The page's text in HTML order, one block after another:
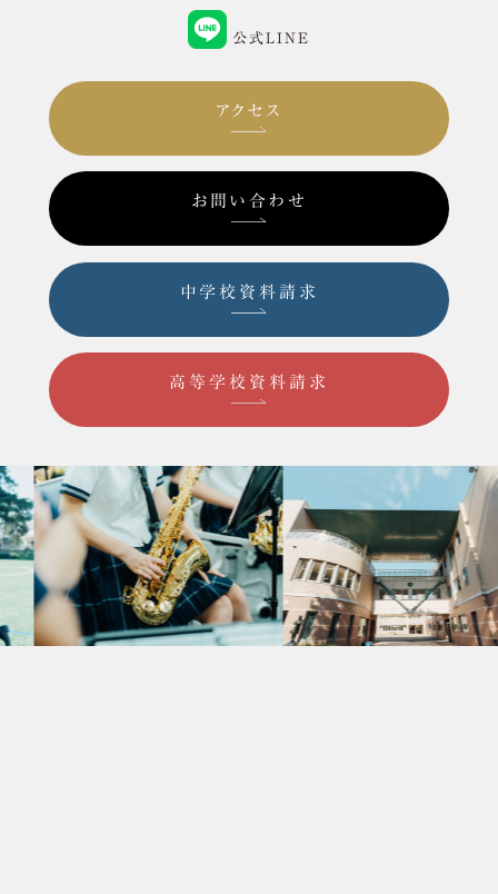
公式LINE
アクセス
お問い合わせ
中学校資料請求
高等学校資料請求